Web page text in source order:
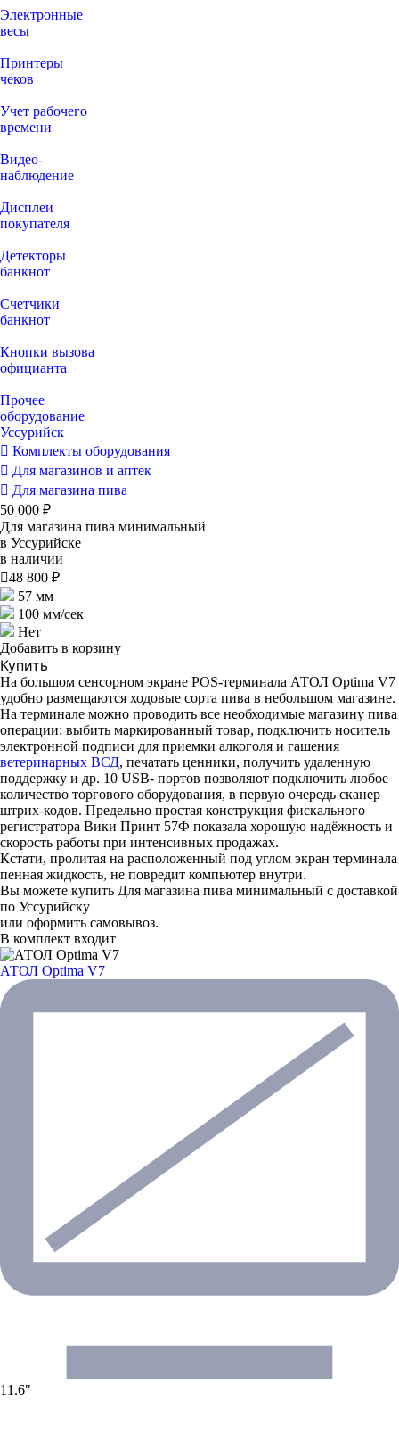
Электронные
весы
Принтеры
чеков
Учет рабочего
времени
Видео‑
наблюдение
Дисплеи
покупателя
Детекторы
банкнот
Счетчики
банкнот
Кнопки вызова
официанта
Прочее
оборудование
Уссурийск
Комплекты оборудования
Для магазинов и аптек
Для магазина пива
50 000 ₽
Для магазина пива минимальный
в Уссурийске
в наличии
48 800 ₽
57 мм
100 мм/сек
Нет
Добавить в корзину
Купить
На большом сенсорном экране POS-терминала АТОЛ Optima V7
удобно размещаются ходовые сорта пива в небольшом магазине.
На терминале можно проводить все необходимые магазину пива
операции: выбить маркированный товар, подключить носитель
электронной подписи для приемки алкоголя и гашения
ветеринарных ВСД, печатать ценники, получить удаленную
поддержку и др. 10 USB- портов позволяют подключить любое
количество торгового оборудования, в первую очередь сканер
штрих-кодов. Предельно простая конструкция фискального
регистратора Вики Принт 57Ф показала хорошую надёжность и
скорость работы при интенсивных продажах.
Кстати, пролитая на расположенный под углом экран терминала
пенная жидкость, не повредит компьютер внутри.
Вы можете купить Для магазина пива минимальный с доставкой
по Уссурийску
или оформить самовывоз.
В комплект входит
АТОЛ Optima V7
11.6"